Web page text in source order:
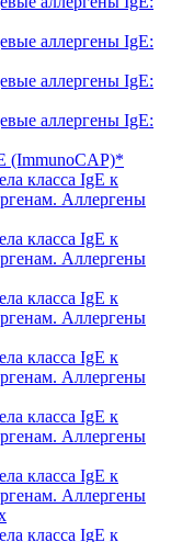
аллергены IgE:
аллергены IgE:
аллергены IgE:
(ImmunoCAP)*
класса IgE к
Аллергены
класса IgE к
Аллергены
класса IgE к
Аллергены
класса IgE к
Аллергены
класса IgE к
Аллергены
класса IgE к
Аллергены
класса IgE к